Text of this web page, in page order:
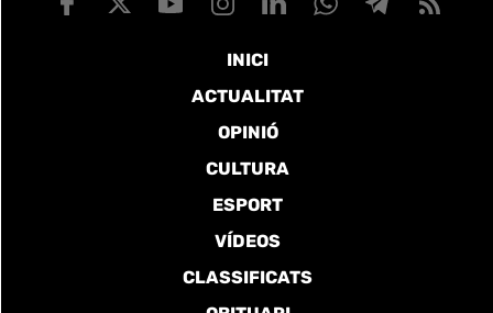
INICI
ACTUALITAT
OPINIÓ
CULTURA
ESPORT
VÍDEOS
CLASSIFICATS